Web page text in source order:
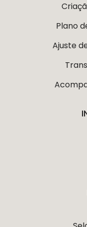
Plano
Ajuste